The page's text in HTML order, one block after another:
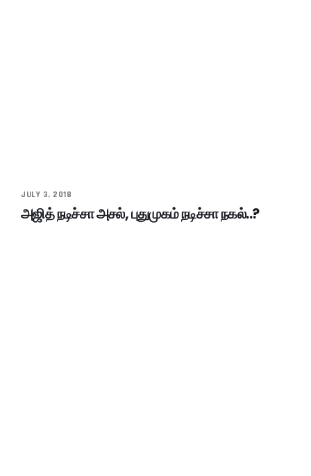
JULY 3, 2018
அஜித் நடிச்சா அசல், புதுமுகம் நடிச்சா நகல்..?